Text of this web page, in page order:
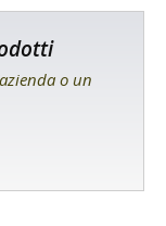
o un